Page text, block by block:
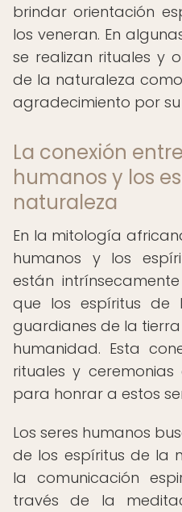
brindar orientación
los veneran. En
se realizan rituales y
de la naturaleza
agradecimiento por
La conexión
humanos y los
naturaleza
En la mitología
humanos y los
están
que los espíritus de
guardianes de la
humanidad. Esta
rituales y
para honrar a estos
Los seres humanos
de los espíritus de la
la comunicación
través de la